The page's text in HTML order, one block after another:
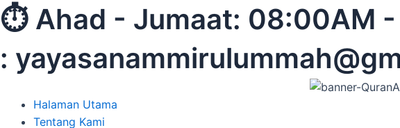
Skip
to
⏱︎ Ahad - Jumaat:
:
Halaman Utama
Tentang Kami